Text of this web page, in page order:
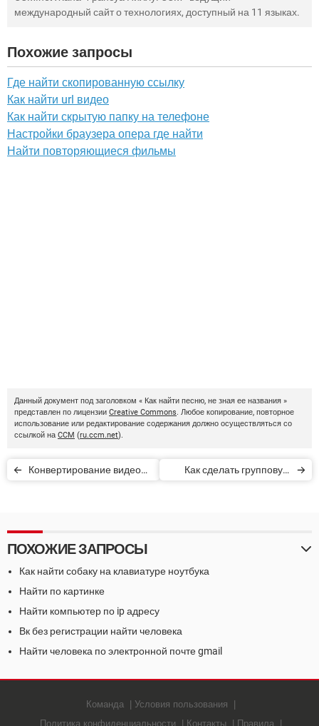
международный сайт о технологиях, доступный на 11 языках.
Похожие запросы
Где найти скопированную ссылку
Как найти url видео
Как найти скрытую папку на телефоне
Настройки браузера опера где найти
Найти повторяющиеся фильмы
Данный документ под заголовком « Как найти песню, не зная ее названия »
представлен по лицензии Creative Commons. Любое копирование, повторное
использование или редактирование содержания должно осуществляться со
ссылкой на CCM (ru.ccm.net).
Конвертирование видео
Как сделать групповую
ПОХОЖИЕ ЗАПРОСЫ
Как найти собаку на клавиатуре ноутбука
Найти по картинке
Найти компьютер по ip адресу
Вк без регистрации найти человека
Найти человека по электронной почте gmail
Команда
Условия пользования
Политика конфиденциальности
Контакты Правила